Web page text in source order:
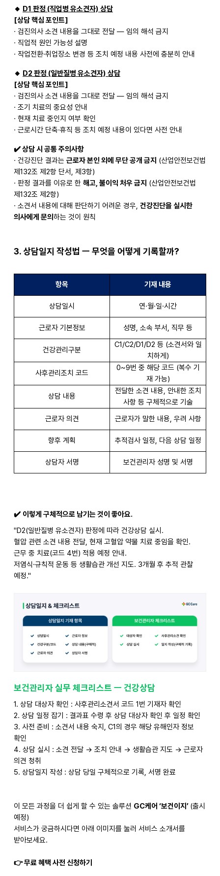
🔸 D1 판정 (직업병 유소견자) 상담
[상담 핵심 포인트]
· 검진의사 소견 내용을 그대로 전달 — 임의 해석 금지
· 직업적 원인 가능성 설명
· 작업전환·취업장소 변경 등 조치 예정 내용 사전에 충분히 안내
🔸 D2판정 (일반질병 유소견자) 상담
[상담 핵심 포인트]
· 검진의사 소견 내용을 그대로 전달 — 임의 해석 금지
· 조기 치료의 중요성 안내
· 현재 치료 중인지 여부 확인
· 근로시간 단축·휴직 등 조치 예정 내용이 있다면 사전 안내
✔️상담 시 공통 주의사항
· 건강진단 결과는 근로자 본인 외에 무단 공개 금지 (산업안전보건법
제132조 제2항 단서, 제3항)
· 판정 결과를 이유로 한 해고, 불이익 처우 금지 (산업안전보건법
제132조 제2항)
· 소견서 내용에 대해 판단하기 어려운 경우, 건강진단을 실시한
의사에게 문의 하는 것이 원칙
3. 상담일지 작성법 ㅡ 무엇을 어떻게 기록할까?
항목 기재 내용
상담일시 연·월·일·시간
근로자 기본정보 성명, 소속 부서, 직무 등
건강관리구분
C1/C2/D1/D2 등 (소견서와 일
치하게)
사후관리조치 코드
0~9번 중 해당 코드 (복수 기
재 가능)
상담 내용
전달한 소견 내용, 안내한 조치
사항 등 구체적으로 기술
근로자 의견
근로자가 말한 내용, 우려 사항
향후 계획 추적검사 일정, 다음 상담 일정
상담자 서명 보건관리자 성명 및 서명
✔️ 이렇게 구체적으로 남기는 것이 좋아요.
"D2(일반질병 유소견자) 판정에 따라 건강상담 실시.
혈압 관련 소견 내용 전달, 현재 고혈압 약물 치료 중임을 확인.
근무 중 치료(코드 4번) 적용 예정 안내.
저염식·규칙적 운동 등 생활습관 개선 지도. 3개월 후 추적 관찰
예정."
보건관리자 실무 체크리스트 ㅡ 건강상담
1. 상담 대상자 확인 : 사후관리소견서 코드 1번 기재자 확인
2. 상담 일정 잡기 : 결과표 수령 후 상담 대상자 확인 후 일정 확인
3. 사전 준비 : 소견서 내용 숙지, C1의 경우 해당 유해인자 정보
확인
4. 상담 실시 : 소견 전달 → 조치 안내 → 생활습관 지도 → 근로자
의견 청취
5. 상담일지 작성 : 상담 당일 구체적으로 기록, 서명 완료
이 모든 과정을 더 쉽게 할 수 있는 솔루션 GC케어 ‘보건이지’ (출시
예정)
서비스가 궁금하시다면 아래 이미지를 눌러 서비스 소개서를
받아보세요.
👉무료 혜택 사전 신청하기